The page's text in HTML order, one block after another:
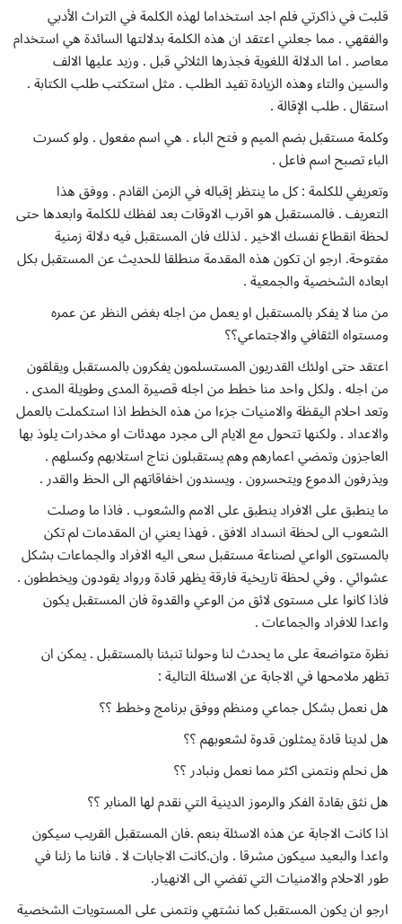
قلبت في ذاكرتي فلم اجد استخداما لهذه الكلمة في التراث الأدبي
والفقهي . مما جعلني اعتقد ان هذه الكلمة بدلالتها السائدة هي استخدام
معاصر . اما الدلالة اللغوية فجذرها الثلاثي قبل . وزيد عليها الالف
والسين والتاء وهذه الزيادة تفيد الطلب . مثل استكتب طلب الكتابة .
استقال . طلب الإقالة .
وكلمة مستقبل بضم الميم و فتح الباء . هي اسم مفعول . ولو كسرت
الباء تصبح اسم فاعل .
وتعريفي للكلمة : كل ما ينتظر إقباله في الزمن القادم . ووفق هذا
التعريف . فالمستقبل هو اقرب الاوقات بعد لفظك للكلمة وابعدها حتى
لحظة انقطاع نفسك الاخير . لذلك فان المستقبل فيه دلالة زمنية
مفتوحة. ارجو ان تكون هذه المقدمة منطلقا للحديث عن المستقبل بكل
ابعاده الشخصية والجمعية .
من منا لا يفكر بالمستقبل او يعمل من اجله بغض النظر عن عمره
ومستواه الثقافي والاجتماعي؟؟
اعتقد حتى اولئك القدريون المستسلمون يفكرون بالمستقبل ويقلقون
من اجله . ولكل واحد منا خطط من اجله قصيرة المدى وطويلة المدى .
وتعد احلام اليقظة والامنيات جزءا من هذه الخطط اذا استكملت بالعمل
والاعداد . ولكنها تتحول مع الايام الى مجرد مهدئات او مخدرات يلوذ بها
العاجزون وتمضي اعمارهم وهم يستقبلون نتاج استلابهم وكسلهم .
ويذرفون الدموع ويتحسرون . ويسندون اخفاقاتهم الى الحظ والقدر .
ما ينطبق على الافراد ينطبق على الامم والشعوب . فاذا ما وصلت
الشعوب الى لحظة انسداد الافق . فهذا يعني ان المقدمات لم تكن
بالمستوى الواعي لصناعة مستقبل سعى اليه الافراد والجماعات بشكل
عشوائي . وفي لحظة تاريخية فارقة يظهر قادة ورواد يقودون ويخططون .
فاذا كانوا على مستوى لائق من الوعي والقدوة فان المستقبل يكون
واعدا للافراد والجماعات .
نظرة متواضعة على ما يحدث لنا وحولنا تنبئنا بالمستقبل . يمكن ان
تظهر ملامحها في الاجابة عن الاسئلة التالية :
هل نعمل بشكل جماعي ومنظم ووفق برنامج وخطط ؟؟
هل لدينا قادة يمثلون قدوة لشعوبهم ؟؟
هل نحلم ونتمنى اكثر مما نعمل ونبادر ؟؟
هل نثق بقادة الفكر والرموز الدينية التي نقدم لها المنابر ؟؟
اذا كانت الاجابة عن هذه الاسئلة بنعم .فان المستقبل القريب سيكون
واعدا والبعيد سيكون مشرقا . وان.كانت الاجابات لا . فاننا ما زلنا في
طور الاحلام والامنيات التي تفضي الى الانهيار.
ارجو ان يكون المستقبل كما نشتهي ونتمنى على المستويات الشخصية